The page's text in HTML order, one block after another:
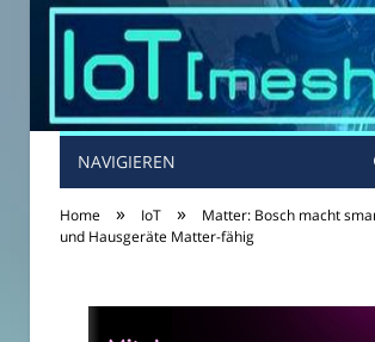
NAVIGIEREN
Home » IoT »
Matter: Bosch macht
und Hausgeräte Matter-fähig